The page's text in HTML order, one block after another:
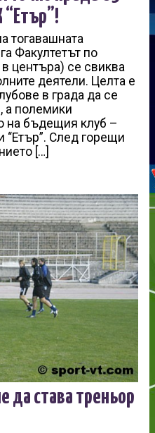
“Етър”!
тогавашната
Факултетът по
центъра) се свиква
деятели. Целта е
в града да се
а полемики
на бъдещия клуб –
“Етър”. След горещи
[…]
да става треньор